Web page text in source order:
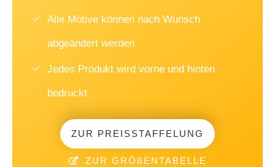
Alle Motive können nach Wunsch
abgeändert werden
Jedes Produkt wird vorne und hinten
bedruckt
ZUR PREISSTAFFELUNG
ZUR GRÖßENTABELLE